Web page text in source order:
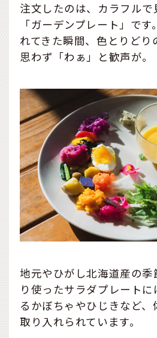
注文したのは、カラフル
「ガーデンプレート」で
れてきた瞬間、色とりどり
思わず「わぁ」と歓声が。
地元やひがし北海道産の
り使ったサラダプレート
るかぼちゃやひじきなど
取り入れられています。